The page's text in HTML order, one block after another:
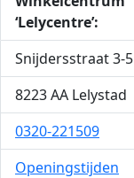
‘Lelycentre’:
Snijdersstraat 3-5
8223 AA Lelystad
0320-221509
Openingstijden